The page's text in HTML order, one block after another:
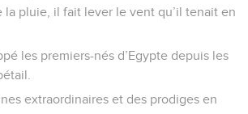
la pluie, il fait lever le vent qu’il tenait en
les premiers-nés d’Egypte depuis les
extraordinaires et des prodiges en